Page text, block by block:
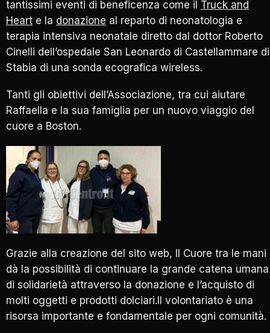
tantissimi eventi di beneficenza come il Truck and
Heart e la donazione al reparto di neonatologia e
terapia intensiva neonatale diretto dal dottor Roberto
Cinelli dell’ospedale San Leonardo di Castellammare di
Stabia di una sonda ecografica wireless.
Tanti gli obiettivi dell’Associazione, tra cui aiutare
Raffaella e la sua famiglia per un nuovo viaggio del
cuore a Boston.
Grazie alla creazione del sito web, Il Cuore tra le mani
dà la possibilità di continuare la grande catena umana
di solidarietà attraverso la donazione e l’acquisto di
molti oggetti e prodotti dolciari.Il volontariato è una
risorsa importante e fondamentale per ogni comunità.